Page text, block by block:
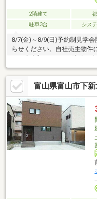
2階建て
駐車3台
シス
8/7(金)～8/9(日)予約制見学会
らせください。自社売主物件
ーム内容】●シロアリ防除工
点検、設備点検●駐車場拡張
室内ドア交換、床材上張り、
張替え●インターホン設置、
【おすすめポイント】・本物
用されます。・雨漏り、構造
管の故障や漏水についてお引
工事施工後5年間保証・新
富山県富山市下